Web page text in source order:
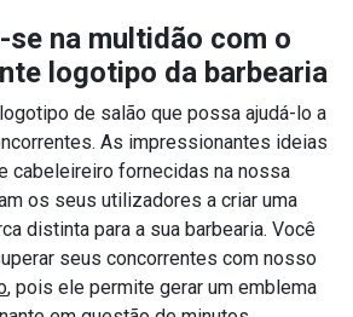
se na multidão com o
logotipo da barbearia
de salão que possa ajudá-lo a
As impressionantes ideias
cabeleireiro fornecidas na nossa
os seus utilizadores a criar uma
distinta para a sua barbearia. Você
seus concorrentes com nosso
, pois ele permite gerar um emblema